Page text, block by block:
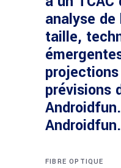
analyse de
taille,
prévisions
FIBRE OPTIQUE